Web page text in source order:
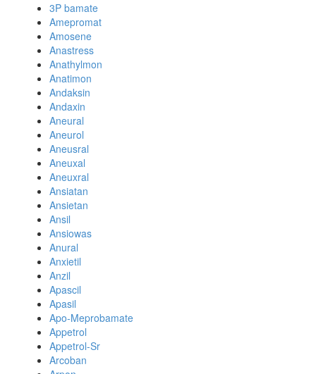
3P bamate
Amepromat
Amosene
Anastress
Anathylmon
Anatimon
Andaksin
Andaxin
Aneural
Aneurol
Aneusral
Aneuxal
Aneuxral
Ansiatan
Ansietan
Ansil
Ansiowas
Anural
Anxietil
Anzil
Apascil
Apasil
Apo-Meprobamate
Appetrol
Appetrol-Sr
Arcoban